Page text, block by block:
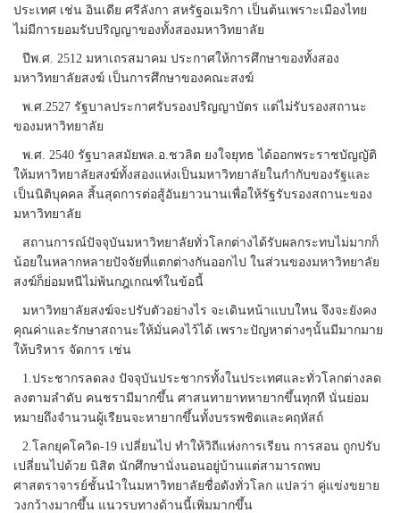
ประเทศ เช่น อินเดีย ศรีลังกา สหรัฐอเมริกา เป็นต้นเพราะเมืองไทย
ไม่มีการยอมรับปริญญาของทั้งสองมหาวิทยาลัย
ปีพ.ศ. 2512 มหาเถรสมาคม ประกาศให้การศึกษาของทั้งสอง
มหาวิทยาลัยสงฆ์ เป็นการศึกษาของคณะสงฆ์
พ.ศ.2527 รัฐบาลประกาศรับรองปริญญาบัตร แต่ไม่รับรองสถานะ
ของมหาวิทยาลัย
พ.ศ. 2540 รัฐบาลสมัยพล.อ.ชวลิต ยงใจยุทธ ได้ออกพระราชบัญญัติ
ให้มหาวิทยาลัยสงฆ์ทั้งสองแห่งเป็นมหาวิทยาลัยในกำกับของรัฐและ
เป็นนิติบุคคล สิ้นสุดการต่อสู้อันยาวนานเพื่อให้รัฐรับรองสถานะของ
มหาวิทยาลัย
สถานการณ์ปัจจุบันมหาวิทยาลัยทั่วโลกต่างได้รับผลกระทบไม่มากก็
น้อยในหลากหลายปัจจัยที่แตกต่างกันออกไป ในส่วนของมหาวิทยาลัย
สงฆ์ก็ย่อมหนีไม่พ้นกฎเกณฑ์ในข้อนี้
มหาวิทยาลัยสงฆ์จะปรับตัวอย่างไร จะเดินหน้าแบบใหน จึงจะยังคง
คุณค่าและรักษาสถานะให้มั่นคงไว้ได้ เพราะปัญหาต่างๆนั้นมีมากมาย
ให้บริหาร จัดการ เช่น
1.ประชากรลดลง ปัจจุบันประชากรทั้งในประเทศและทั่วโลกต่างลด
ลงตามลำดับ คนชรามีมากขึ้น ศาสนทายาทหายากขึ้นทุกที นั่นย่อม
หมายถึงจำนวนผู้เรียนจะหายากขึ้นทั้งบรรพชิตและคฤหัสถ์
2.โลกยุคโควิด-19 เปลี่ยนไป ทำให้วิถีแห่งการเรียน การสอน ถูกปรับ
เปลี่ยนไปด้วย นิสิต นักศึกษานั่งนอนอยู่บ้านแต่สามารถพบ
ศาสตราจารย์ชั้นนำในมหาวิทยาลัยชื่อดังทั่วโลก แปลว่า คู่แข่งขยาย
วงกว้างมากขึ้น แนวรบทางด้านนี้เพิ่มมากขึ้น